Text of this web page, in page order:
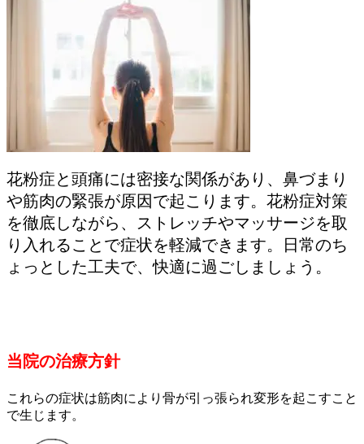
花粉症と頭痛には密接な関係があり、鼻づまり
や筋肉の緊張が原因で起こります。花粉症対策
を徹底しながら、ストレッチやマッサージを取
り入れることで症状を軽減できます。日常のち
ょっとした工夫で、快適に過ごしましょう。
当院の治療方針
これらの症状は筋肉により骨が引っ張られ変形を起こすこと
で生じます。